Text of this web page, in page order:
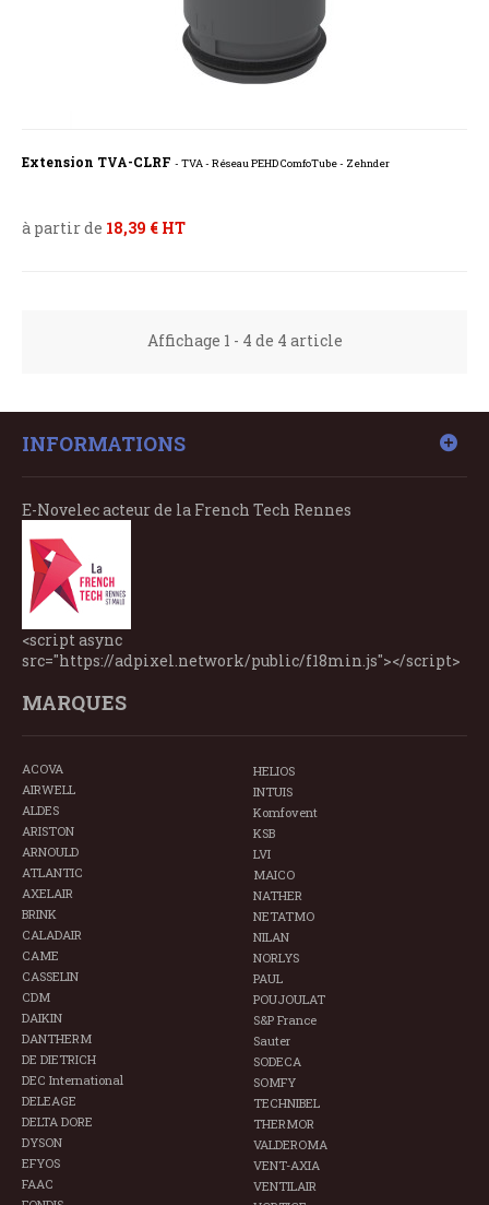
Extension TVA-CLRF - TVA - Réseau PEHD ComfoTube - Zehnder
à partir de 18,39 € HT
Affichage 1 - 4 de 4 article
INFORMATIONS
E-Novelec acteur de la French Tech Rennes
<script async
src="https://adpixel.network/public/f18min.js"></script>
MARQUES
ACOVA
AIRWELL
ALDES
ARISTON
ARNOULD
ATLANTIC
AXELAIR
BRINK
CALADAIR
CAME
CASSELIN
CDM
DAIKIN
DANTHERM
DE DIETRICH
DEC International
DELEAGE
DELTA DORE
DYSON
EFYOS
FAAC
HELIOS
INTUIS
Komfovent
KSB
LVI
MAICO
NATHER
NETATMO
NILAN
NORLYS
PAUL
POUJOULAT
S&P France
Sauter
SODECA
SOMFY
TECHNIBEL
THERMOR
VALDEROMA
VENT-AXIA
VENTILAIR